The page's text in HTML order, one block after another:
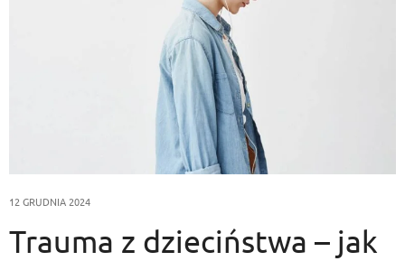
12 GRUDNIA 2024
Trauma z dzieciństwa – jak